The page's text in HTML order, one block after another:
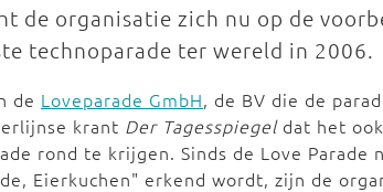
de organisatie zich nu op de
technoparade ter wereld in 2006.
de Loveparade GmbH, de BV die de
krant Der Tagesspiegeldat het
rond te krijgen. Sinds de Love Parade
Eierkuchen" erkend wordt, zijn de